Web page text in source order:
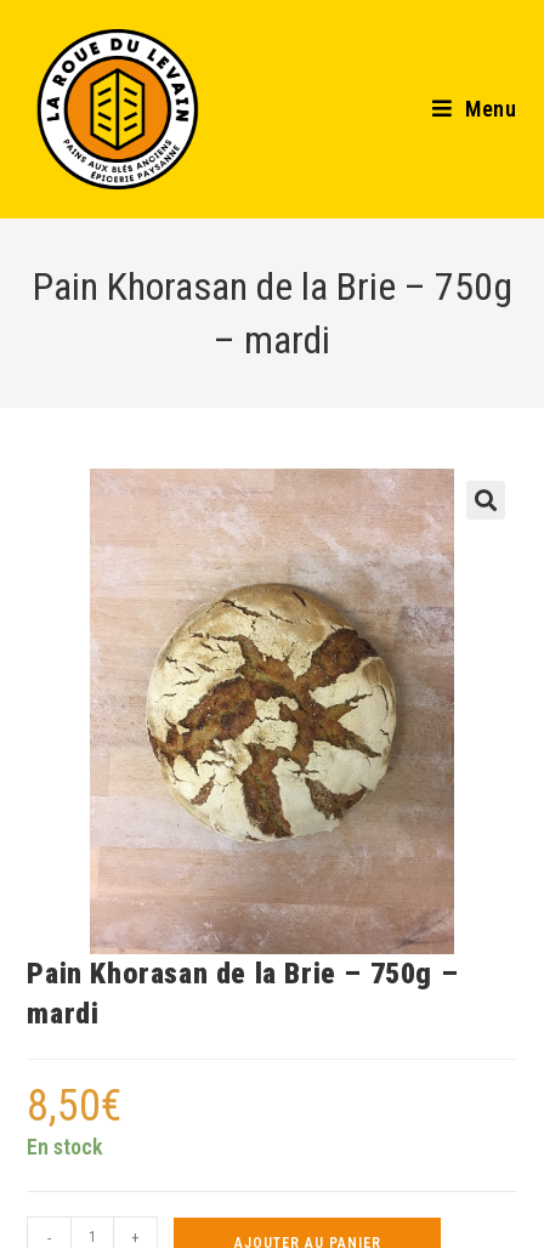
Menu
Pain Khorasan de la Brie – 750g
– mardi
Pain Khorasan de la Brie – 750g –
mardi
8,50€
En stock
- + AJOUTER AU PANIER